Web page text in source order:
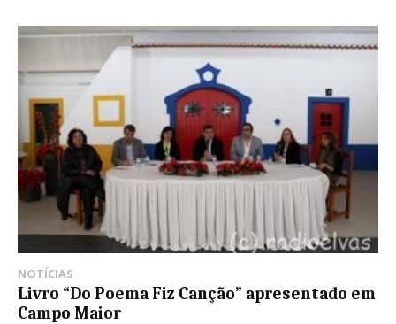
NOTÍCIAS
Livro “Do Poema Fiz Canção” apresentado em
Campo Maior